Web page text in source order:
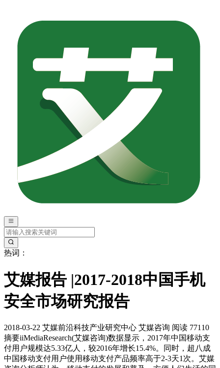
热词：
艾媒报告 |2017-2018中国手机
安全市场研究报告
2018-03-22 艾媒前沿科技产业研究中心 艾媒咨询 阅读 77110
摘要iiMediaResearch(艾媒咨询)数据显示，2017年中国移动支
付用户规模达5.33亿人，较2016年增长15.4%。同时，超八成
中国移动支付用户使用移动支付产品频率高于2-3天1次。艾媒